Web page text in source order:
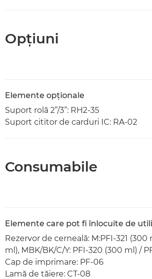
Opţiuni
Elemente opţionale
Suport rolă 2”/3”: RH2-35
Suport cititor de carduri IC: RA-02
Consumabile
Elemente care pot fi înlocuite de
Rezervor de cerneală: M:PFI-321 (300
ml), MBK/BK/C/Y: PFI-320 (300 ml) /
Cap de imprimare: PF-06
Lamă de tăiere: CT-08